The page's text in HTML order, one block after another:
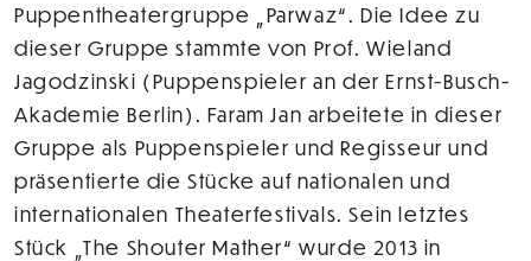
Puppentheatergruppe „Parwaz“. Die Idee zu
dieser Gruppe stammte von Prof. Wieland
Jagodzinski (Puppenspieler an der Ernst-Busch-
Akademie Berlin). Faram Jan arbeitete in dieser
Gruppe als Puppenspieler und Regisseur und
präsentierte die Stücke auf nationalen und
internationalen Theaterfestivals. Sein letztes
Stück „The Shouter Mather“ wurde 2013 in